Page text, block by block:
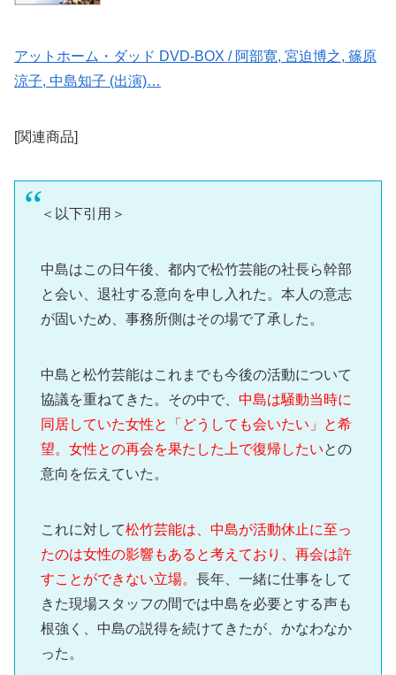
アットホーム・ダッド DVD-BOX / 阿部寛, 宮迫博之, 篠原
涼子, 中島知子 (出演)…
[関連商品]
＜以下引用＞
中島はこの日午後、都内で松竹芸能の社長ら幹部
と会い、退社する意向を申し入れた。本人の意志
が固いため、事務所側はその場で了承した。
中島と松竹芸能はこれまでも今後の活動について
協議を重ねてきた。その中で、 中島は騒動当時に
同居していた女性と「どうしても会いたい」と希
望。女性との再会を果たした上で復帰したいとの
意向を伝えていた。
これに対して松竹芸能は、中島が活動休止に至っ
たのは女性の影響もあると考えており、再会は許
すことができない立場。 長年、一緒に仕事をして
きた現場スタッフの間では中島を必要とする声も
根強く、中島の説得を続けてきたが、かなわなか
った。